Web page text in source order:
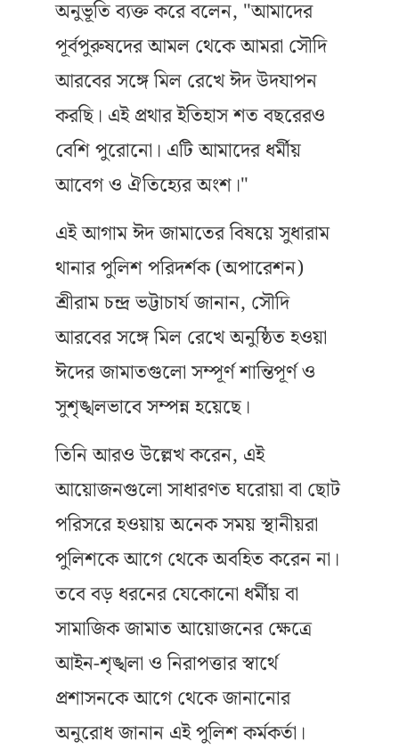
অনুভূতি ব্যক্ত করে বলেন, "আমাদের
পূর্বপুরুষদের আমল থেকে আমরা সৌদি
আরবের সঙ্গে মিল রেখে ঈদ উদযাপন
করছি। এই প্রথার ইতিহাস শত বছরেরও
বেশি পুরোনো। এটি আমাদের ধর্মীয়
আবেগ ও ঐতিহ্যের অংশ।"
এই আগাম ঈদ জামাতের বিষয়ে সুধারাম
থানার পুলিশ পরিদর্শক (অপারেশন)
শ্রীরাম চন্দ্র ভট্টাচার্য জানান, সৌদি
আরবের সঙ্গে মিল রেখে অনুষ্ঠিত হওয়া
ঈদের জামাতগুলো সম্পূর্ণ শান্তিপূর্ণ ও
সুশৃঙ্খলভাবে সম্পন্ন হয়েছে।
তিনি আরও উল্লেখ করেন, এই
আয়োজনগুলো সাধারণত ঘরোয়া বা ছোট
পরিসরে হওয়ায় অনেক সময় স্থানীয়রা
পুলিশকে আগে থেকে অবহিত করেন না।
তবে বড় ধরনের যেকোনো ধর্মীয় বা
সামাজিক জামাত আয়োজনের ক্ষেত্রে
আইন-শৃঙ্খলা ও নিরাপত্তার স্বার্থে
প্রশাসনকে আগে থেকে জানানোর
অনুরোধ জানান এই পুলিশ কর্মকর্তা।